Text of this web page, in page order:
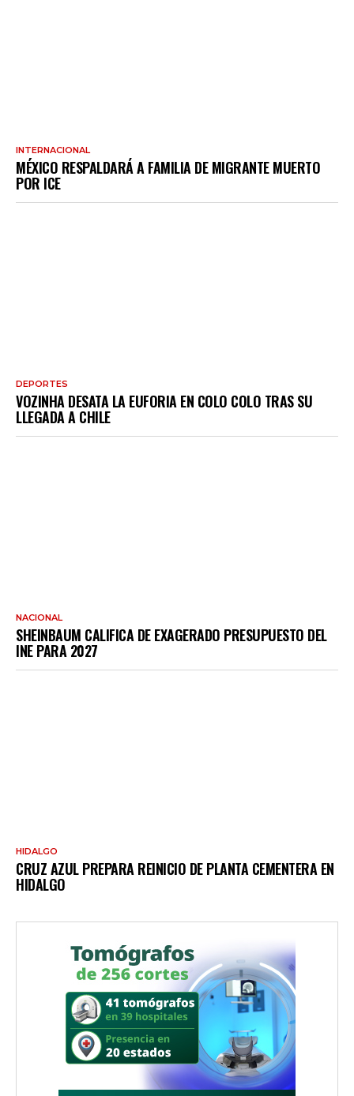
INTERNACIONAL
MÉXICO RESPALDARÁ A FAMILIA DE MIGRANTE MUERTO
POR ICE
DEPORTES
VOZINHA DESATA LA EUFORIA EN COLO COLO TRAS SU
LLEGADA A CHILE
NACIONAL
SHEINBAUM CALIFICA DE EXAGERADO PRESUPUESTO DEL
INE PARA 2027
HIDALGO
CRUZ AZUL PREPARA REINICIO DE PLANTA CEMENTERA EN
HIDALGO